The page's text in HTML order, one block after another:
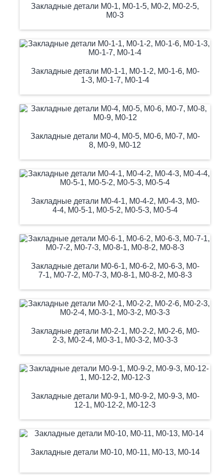
Закладные детали М0-1, М0-1-5, М0-2, М0-2-5,
М0-3
Закладные детали М0-1-1, М0-1-2, М0-1-6, М0-
1-3, М0-1-7, М0-1-4
Закладные детали М0-4, М0-5, М0-6, М0-7, М0-
8, М0-9, М0-12
Закладные детали М0-4-1, М0-4-2, М0-4-3, М0-
4-4, М0-5-1, М0-5-2, М0-5-3, М0-5-4
Закладные детали М0-6-1, М0-6-2, М0-6-3, М0-
7-1, М0-7-2, М0-7-3, М0-8-1, М0-8-2, М0-8-3
Закладные детали М0-2-1, М0-2-2, М0-2-6, М0-
2-3, М0-2-4, М0-3-1, М0-3-2, М0-3-3
Закладные детали М0-9-1, М0-9-2, М0-9-3, М0-
12-1, М0-12-2, М0-12-3
Закладные детали М0-10, М0-11, М0-13, М0-14